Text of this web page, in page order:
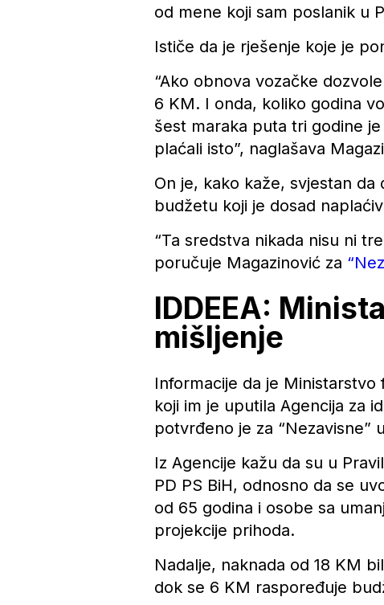
od mene koji sam poslanik u
Ističe da je rješenje koje je
“Ako obnova vozačke
6 KM. I onda, koliko godina
šest maraka puta tri godine
plaćali isto”, naglašava
On je, kako kaže, svjestan
budžetu koji je dosad
“Ta sredstva nikada nisu ni
poručuje Magazinović za
IDDEEA:
mišljenje
Informacije da je
koji im je uputila Agencija za
potvrđeno je za “Nezavisne”
Iz Agencije kažu da su u
PD PS BiH, odnosno da se
od 65 godina i osobe sa
projekcije prihoda.
Nadalje, naknada od 18 KM
dok se 6 KM raspoređuje